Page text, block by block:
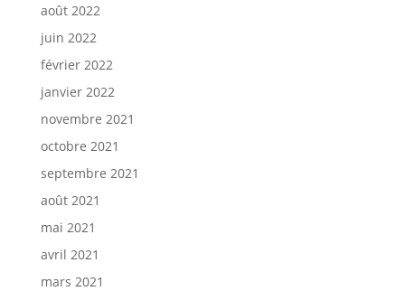
août 2022
juin 2022
février 2022
janvier 2022
novembre 2021
octobre 2021
septembre 2021
août 2021
mai 2021
avril 2021
mars 2021